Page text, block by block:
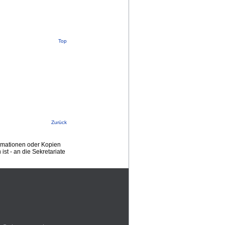
Top
Zurück
oder Kopien
- an die Sekretariate